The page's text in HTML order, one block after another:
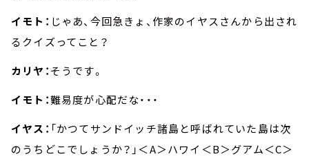
イモト： じゃあ、今回急きょ、作家のイヤスさんから出され
るクイズってこと？
カリヤ：そうです。
イモト：難易度が心配だな・・・
イヤス： 「かつてサンドイッチ諸島と呼ばれていた島は次
のうちどこでしょうか？」＜A＞ハワイ＜B＞グアム＜C＞